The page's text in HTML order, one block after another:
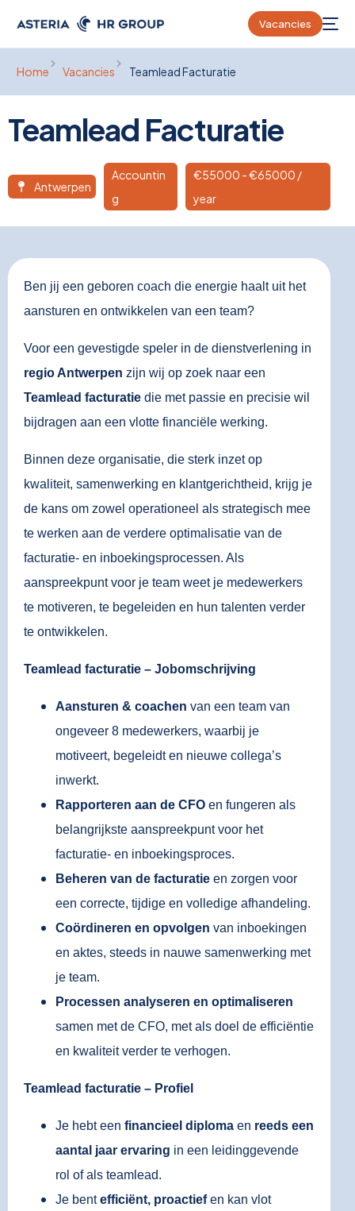
Vacancies
Home Vacancies Teamlead Facturatie
Teamlead Facturatie
Antwerpen
Accountin
g
€55000 - €65000 /
year
Ben jij een geboren coach die energie haalt uit het
aansturen en ontwikkelen van een team?
Voor een gevestigde speler in de dienstverlening in
regio Antwerpen zijn wij op zoek naar een
Teamlead facturatie die met passie en precisie wil
bijdragen aan een vlotte financiële werking.
Binnen deze organisatie, die sterk inzet op
kwaliteit, samenwerking en klantgerichtheid, krijg je
de kans om zowel operationeel als strategisch mee
te werken aan de verdere optimalisatie van de
facturatie- en inboekingsprocessen. Als
aanspreekpunt voor je team weet je medewerkers
te motiveren, te begeleiden en hun talenten verder
te ontwikkelen.
Teamlead facturatie – Jobomschrijving
Aansturen & coachen van een team van
ongeveer 8 medewerkers, waarbij je
motiveert, begeleidt en nieuwe collega’s
inwerkt.
Rapporteren aan de CFO en fungeren als
belangrijkste aanspreekpunt voor het
facturatie- en inboekingsproces.
Beheren van de facturatie en zorgen voor
een correcte, tijdige en volledige afhandeling.
Coördineren en opvolgen van inboekingen
en aktes, steeds in nauwe samenwerking met
je team.
Processen analyseren en optimaliseren
samen met de CFO, met als doel de efficiëntie
en kwaliteit verder te verhogen.
Teamlead facturatie – Profiel
Je hebt een financieel diploma en reeds een
aantal jaar ervaring in een leidinggevende
rol of als teamlead.
Je bentefficiënt, proactiefen kan vlot